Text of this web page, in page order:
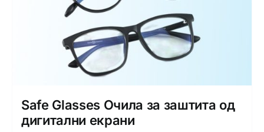
Safe Glasses Очила за заштита од
дигитални екрани